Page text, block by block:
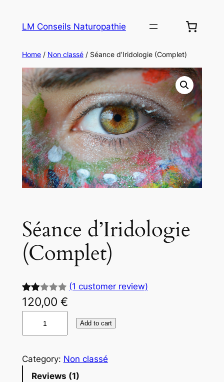
LM Conseils Naturopathie
Home/ Non classé/ Séance d’Iridologie (Complet)
Séance d’Iridologie
(Complet)
Rate
d
bas
1
(1 customer review)
120,00 €
Add to cart
Category: Non classé
Reviews (1)